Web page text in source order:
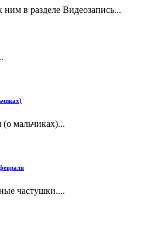
в разделе Видеозапись...
мальчиках)...
частушки....